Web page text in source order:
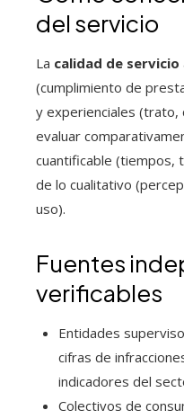
del servicio
La calidad de servicio
(cumplimiento de
y experienciales (trato,
evaluar
cuantificable (tiempos,
de lo cualitativo
uso).
Fuentes
verificables
Entidades
cifras de
indicadores del
Colectivos de